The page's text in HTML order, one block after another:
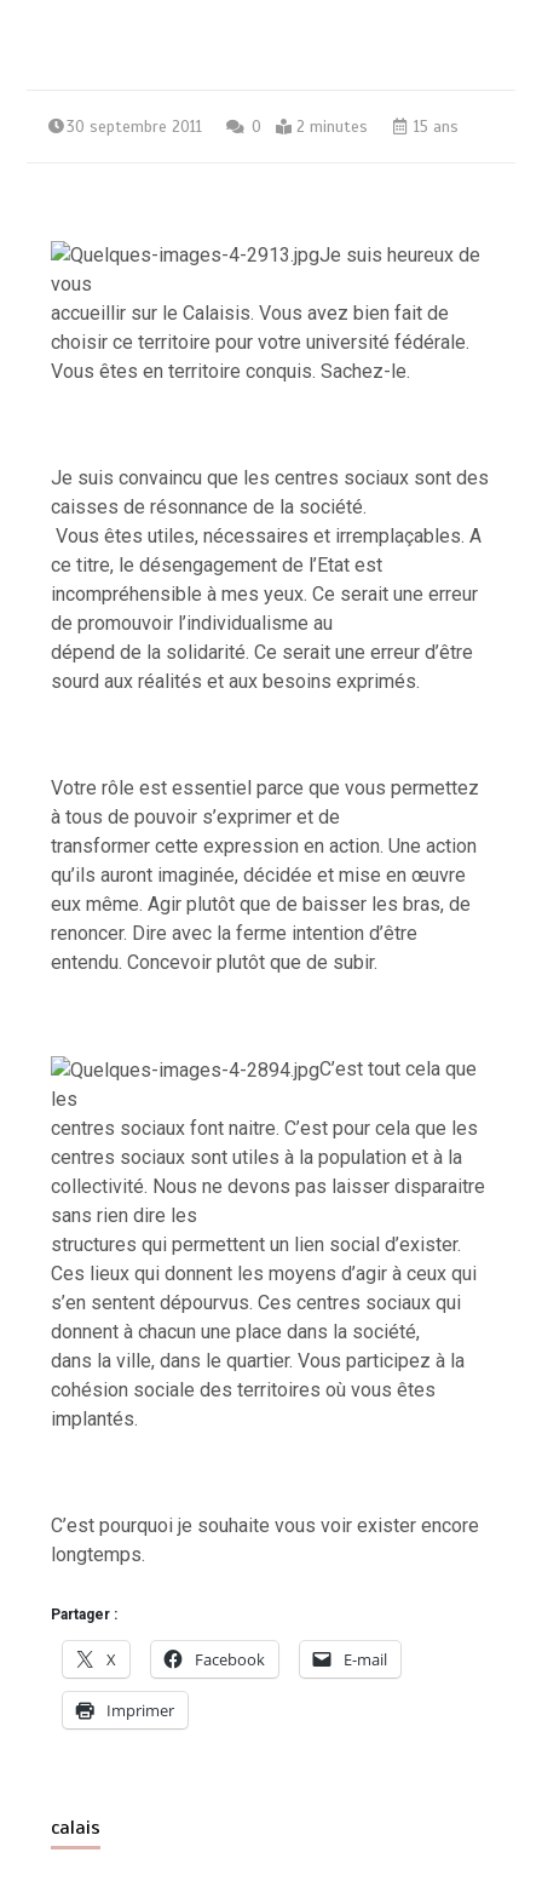
30 septembre 2011 0 2 minutes 15 ans
Je suis heureux de
vous
accueillir sur le Calaisis. Vous avez bien fait de
choisir ce territoire pour votre université fédérale.
Vous êtes en territoire conquis. Sachez-le.
Je suis convaincu que les centres sociaux sont des
caisses de résonnance de la société.
Vous êtes utiles, nécessaires et irremplaçables. A
ce titre, le désengagement de l’Etat est
incompréhensible à mes yeux. Ce serait une erreur
de promouvoir l’individualisme au
dépend de la solidarité. Ce serait une erreur d’être
sourd aux réalités et aux besoins exprimés.
Votre rôle est essentiel parce que vous permettez
à tous de pouvoir s’exprimer et de
transformer cette expression en action. Une action
qu’ils auront imaginée, décidée et mise en œuvre
eux même. Agir plutôt que de baisser les bras, de
renoncer. Dire avec la ferme intention d’être
entendu. Concevoir plutôt que de subir.
C’est tout cela que
les
centres sociaux font naitre. C’est pour cela que les
centres sociaux sont utiles à la population et à la
collectivité. Nous ne devons pas laisser disparaitre
sans rien dire les
structures qui permettent un lien social d’exister.
Ces lieux qui donnent les moyens d’agir à ceux qui
s’en sentent dépourvus. Ces centres sociaux qui
donnent à chacun une place dans la société,
dans la ville, dans le quartier. Vous participez à la
cohésion sociale des territoires où vous êtes
implantés.
C’est pourquoi je souhaite vous voir exister encore
longtemps.
Partager :
X Facebook E-mail
Imprimer
calais